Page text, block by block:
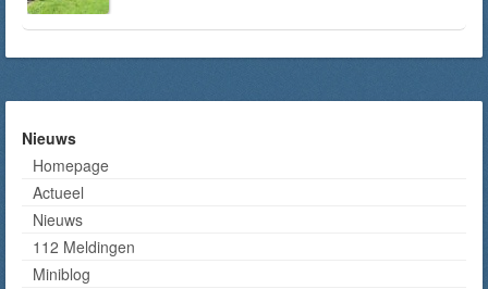
Nieuws
Homepage
Actueel
Nieuws
112 Meldingen
Miniblog